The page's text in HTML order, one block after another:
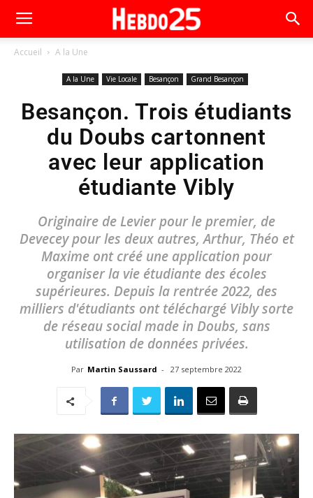
Accueil A la Une
A la Une Vie Locale Besançon Grand Besançon
Besançon. Trois étudiants
du Doubs cartonnent
avec leur application
étudiante Vibly
Originaire de Levier pour le premier, de
Devecey pour les deux autres, Arthur, Théo et
Maxime ont créé une application pour
organiser la vie étudiante des écoles
supérieures. Depuis la rentrée 2022, des
milliers d'étudiants ont téléchargé Vibly sorte
de réseau social made in Doubs, sans
utilisation de données privées.
Par Martin Saussard - 27 septembre 2022